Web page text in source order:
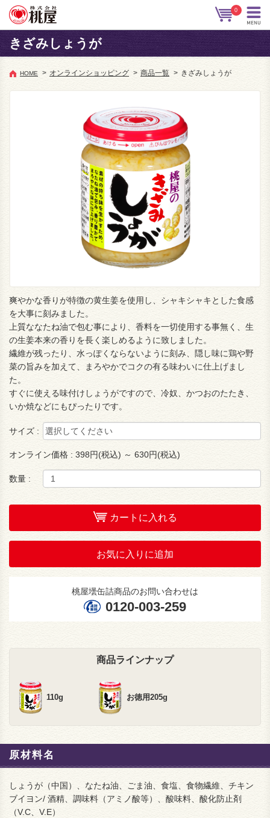
0
きざみしょうが
HOME > オンラインショッピング > 商品一覧 > きざみしょうが
爽やかな香りが特徴の黄生姜を使用し、シャキシャキとした食感
を大事に刻みました。
上質ななたね油で包む事により、香料を一切使用する事無く、生
の生姜本来の香りを長く楽しめるように致しました。
繊維が残ったり、水っぽくならないように刻み、隠し味に鶏や野
菜の旨みを加えて、まろやかでコクの有る味わいに仕上げまし
た。
すぐに使える味付けしょうがですので、冷奴、かつおのたたき、
いか焼などにもぴったりです。
サイズ :
オンライン価格 : 398円(税込) ～ 630円(税込)
数量 :
カートに入れる
お気に入りに追加
桃屋壜缶詰商品のお問い合わせは
0120-003-259
商品ラインナップ
110g お徳用205g
原材料名
しょうが（中国）、なたね油、ごま油、食塩、食物繊維、チキン
ブイヨン/ 酒精、調味料（アミノ酸等）、酸味料、酸化防止剤
（V.C、V.E）